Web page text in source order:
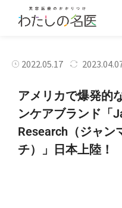
2022.05.17
アメリカで爆発的
ンケアブランド「
Research（ジャン
チ）」日本上陸！